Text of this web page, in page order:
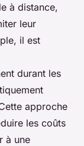
à distance,
leur
il est
durant les
approche
les coûts
à une